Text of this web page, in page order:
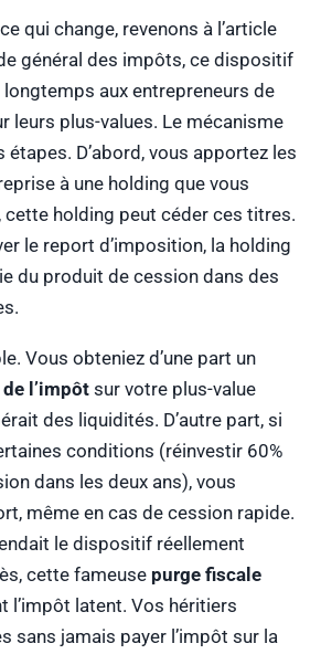
qui change, revenons à l’article
général des impôts, ce dispositif
aux entrepreneurs de
leurs plus-values. Le mécanisme
D’abord, vous apportez les
à une holding que vous
cette holding peut céder ces titres.
le report d’imposition, la holding
du produit de cession dans des
Vous obteniez d’une part un
l’impôt sur votre plus-value
des liquidités. D’autre part, si
conditions (réinvestir 60%
dans les deux ans), vous
même en cas de cession rapide.
le dispositif réellement
cette fameuse purge fiscale
l’impôt latent. Vos héritiers
sans jamais payer l’impôt sur la